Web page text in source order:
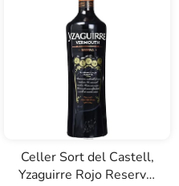
Celler Sort del Castell,
Yzaguirre Rojo Reserva,